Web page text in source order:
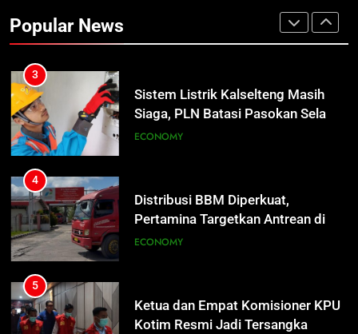
Popular News
Pangkalan Bun Ditangani Cepat,
Pertamina Pastikan Pelayanan
Tetap Jalan
3
Sistem Listrik Kalselteng Masih
Siaga, PLN Batasi Pasokan Selama
7 Hari
ECONOMY
4
Distribusi BBM Diperkuat,
Pertamina Targetkan Antrean di
SPBU Sampit Segera Terurai
ECONOMY
5
Ketua dan Empat Komisioner KPU
Kotim Resmi Jadi Tersangka